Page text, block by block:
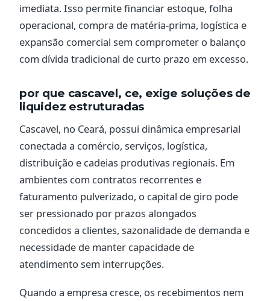
imediata. Isso permite financiar estoque, folha
operacional, compra de matéria-prima, logística e
expansão comercial sem comprometer o balanço
com dívida tradicional de curto prazo em excesso.
por que cascavel, ce, exige soluções de
liquidez estruturadas
Cascavel, no Ceará, possui dinâmica empresarial
conectada a comércio, serviços, logística,
distribuição e cadeias produtivas regionais. Em
ambientes com contratos recorrentes e
faturamento pulverizado, o capital de giro pode
ser pressionado por prazos alongados
concedidos a clientes, sazonalidade de demanda e
necessidade de manter capacidade de
atendimento sem interrupções.
Quando a empresa cresce, os recebimentos nem